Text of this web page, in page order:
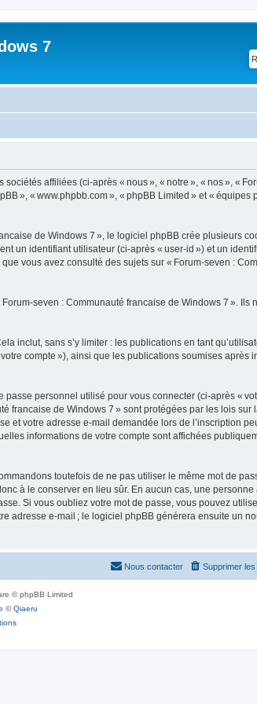
7
affiliées (ci-après « nous », « notre », « nos », «
», « www.phpbb.com », « phpBB Limited » et «
de Windows 7 », le logiciel phpBB crée plusieurs
un identifiant utilisateur (ci-après « user-id ») et un
vous avez consulté des sujets sur « Forum-seven :
seven : Communauté francaise de Windows 7 ». Ils
inclut, sans s’y limiter : les publications en tant
compte »), ainsi que les publications soumises après
personnel utilisé pour vous connecter (ci-après «
francaise de Windows 7 » sont protégées par les lois sur
et votre adresse e-mail demandée lors de l’inscription
informations de votre compte sont affichées
toutefois de ne pas utiliser le même mot de
à le conserver en lieu sûr. En aucun cas, une
Si vous oubliez votre mot de passe, vous pouvez
adresse e-mail ; le logiciel phpBB générera ensuite un
Supprimer
Nous contacter
© phpBB Limited
©Qiaeru